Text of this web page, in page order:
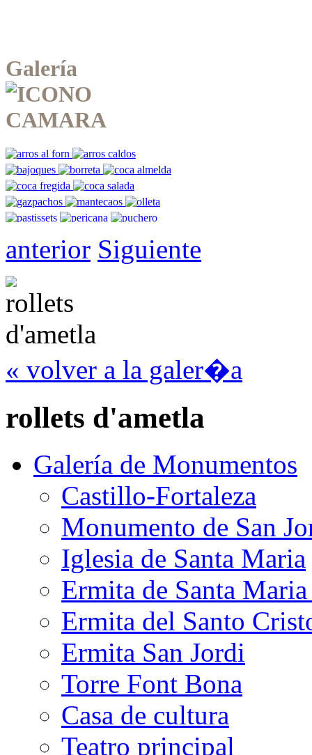
Galería
anterior Siguiente
« volver a la galer�a
rollets d'ametla
Galería de Monumentos
Castillo-Fortaleza
Monumento de San
Iglesia de Santa Maria
Ermita de Santa
Ermita del Santo
Ermita San Jordi
Torre Font Bona
Casa de cultura
Teatro principal